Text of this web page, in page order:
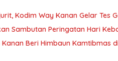
Kodim Way Kanan Gelar Tes
Sambutan Peringatan Hari
Kanan Beri Himbaun Kamtibmas